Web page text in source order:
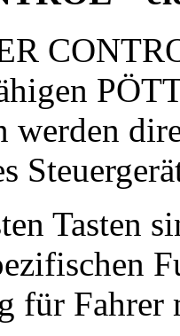
werden
Tasten
für Fahrer